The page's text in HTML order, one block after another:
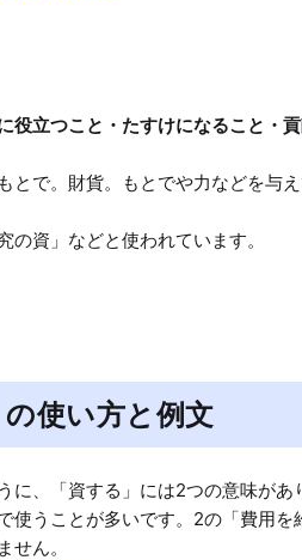
とで。財貨。もとでや力などを与
の資」などと使われています。
の使い方と例文
に、「資する」には2つの意味が
使うことが多いです。2の「費用
せん。